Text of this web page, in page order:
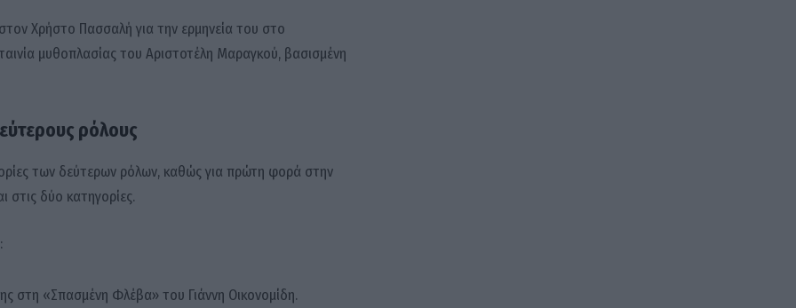
Χρήστο Πασσαλή για την ερμηνεία του στο
μυθοπλασίας του Αριστοτέλη Μαραγκού, βασισμένη
ρόλους
των δεύτερων ρόλων, καθώς για πρώτη φορά στην
στις δύο κατηγορίες.
στη «Σπασμένη Φλέβα» του Γιάννη Οικονομίδη.